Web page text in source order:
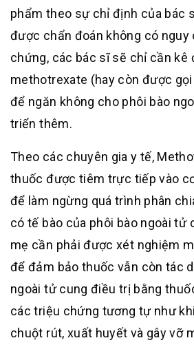
phẩm theo sự chỉ định của bác
được chẩn đoán không có nguy
chứng, các bác sĩ sẽ chỉ cần kê
methotrexate (hay còn được
để ngăn không cho phôi bào
triển thêm.
Theo các chuyên gia y tế,
thuốc được tiêm trực tiếp vào
để làm ngừng quá trình phân
có tế bào của phôi bào ngoài tử
mẹ cần phải được xét nghiệm
để đảm bảo thuốc vẫn còn tác
ngoài tử cung điều trị bằng
các triệu chứng tương tự như
chuột rút, xuất huyết và gây vỡ